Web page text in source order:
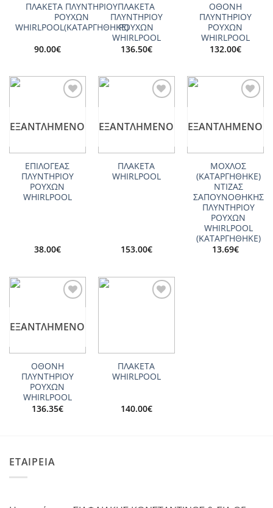
ΠΛΑΚΕΤΑ ΠΛΥΝΤΗΡΙΟΥ
ΡΟΥΧΩΝ
WHIRLPOOL(ΚΑΤΑΡΓΗΘΗΚΕ)
90.00€
ΠΛΑΚΕΤΑ
ΠΛΥΝΤΗΡΙΟΥ
ΡΟΥΧΩΝ
WHIRLPOOL
136.50€
ΟΘΟΝΗ
ΠΛΥΝΤΗΡΙΟΥ
ΡΟΥΧΩΝ
WHIRLPOOL
132.00€
ΕΞΑΝΤΛΗΜΈΝΟ
ΕΠΙΛΟΓΕΑΣ
ΠΛΥΝΤΗΡΙΟΥ
ΡΟΥΧΩΝ
WHIRLPOOL
38.00€
ΕΞΑΝΤΛΗΜΈΝΟ
ΠΛΑΚΕΤΑ
WHIRLPOOL
153.00€
ΕΞΑΝΤΛΗΜΈΝΟ
ΜΟΧΛΟΣ
(ΚΑΤΑΡΓΗΘΗΚΕ)
ΝΤΙΖΑΣ
ΣΑΠΟΥΝΟΘΗΚΗΣ
ΠΛΥΝΤΗΡΙΟΥ
ΡΟΥΧΩΝ
WHIRLPOOL
(ΚΑΤΑΡΓΗΘΗΚΕ)
13.69€
ΕΞΑΝΤΛΗΜΈΝΟ
ΟΘΟΝΗ
ΠΛΥΝΤΗΡΙΟΥ
ΡΟΥΧΩΝ
WHIRLPOOL
136.35€
ΠΛΑΚΕΤΑ
WHIRLPOOL
140.00€
ΕΤΑΙΡΕΙΑ